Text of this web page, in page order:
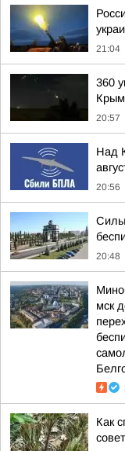
21:04
360
Крым
20:57
Над
20:56
Силы
20:48
мск
Как